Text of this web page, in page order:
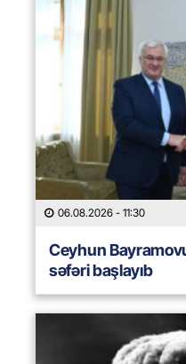
06.08.2026 - 11:30
Ceyhun
səfəri başlayıb